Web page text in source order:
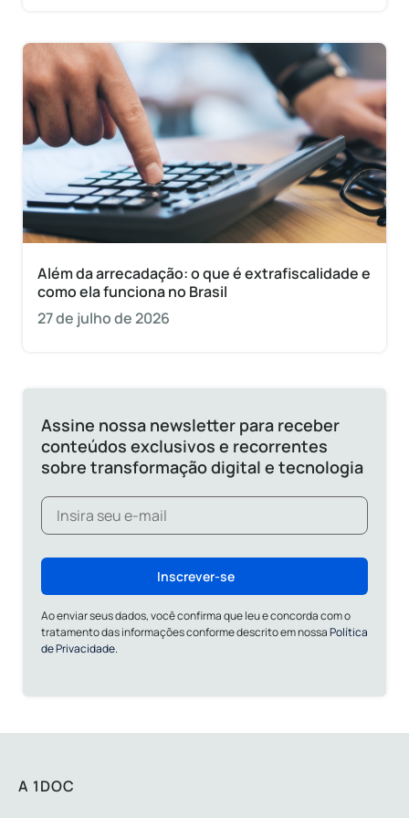
Além da arrecadação: o que é extrafiscalidade e
como ela funciona no Brasil
27 de julho de 2026
Assine nossa newsletter para receber
conteúdos exclusivos e recorrentes
sobre transformação digital e tecnologia
Inscrever-se
Ao enviar seus dados, você confirma que leu e concorda com o
tratamento das informações conforme descrito em nossaPolítica
de Privacidade.
A 1DOC